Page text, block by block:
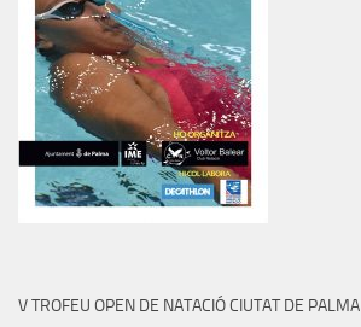
V TROFEU OPEN DE NATACIÓ CIUTAT DE PALMA